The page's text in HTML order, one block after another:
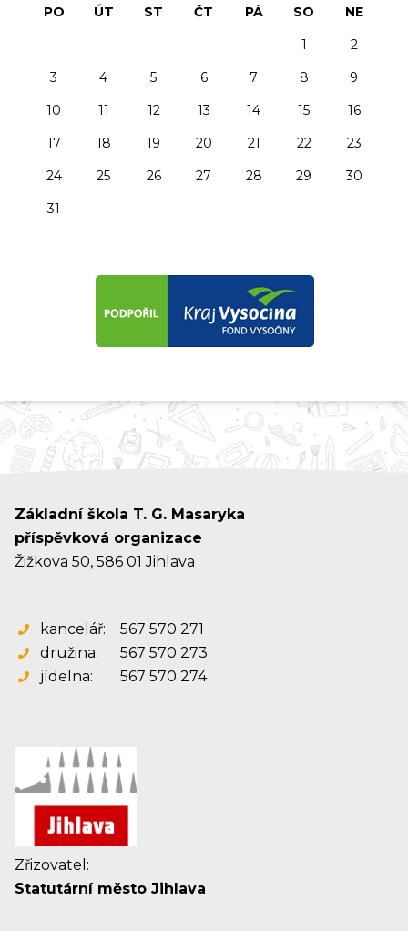
PO ÚT ST ČT PÁ SO
NE
1
2
3
4 5 6 7 8
9
10
11 12 13 14 15
16
17
18 19 20 21 22
23
24
25 26 27 28 29
30
31
Základní škola T. G. Masaryka
příspěvková organizace
Žižkova 50, 586 01 Jihlava
kancelář:
567 570 271
družina:
567 570 273
jídelna:
567 570 274
Zřizovatel:
Statutární město Jihlava